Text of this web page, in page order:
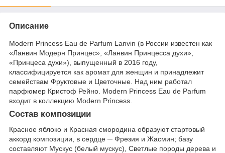
Описание
Modern Princess Eau de Parfum Lanvin (в России известен как
«Ланвин Модерн Принцес», «Ланвин Принцесса духи»,
«Принцеса духи»), выпущенный в 2016 году,
классифицируется как аромат для женщин и принадлежит
семействам Фруктовые и Цветочные. Над ним работал
парфюмер Кристоф Рейно. Modern Princess Eau de Parfum
входит в коллекцию Modern Princess.
Состав композиции
Красное яблоко и Красная смородина образуют стартовый
аккорд композиции, в сердце ─ Фрезия и Жасмин; базу
составляют Мускус (белый мускус), Светлые породы дерева и